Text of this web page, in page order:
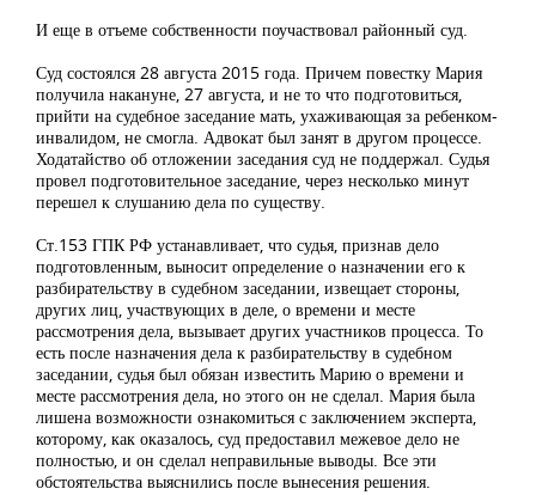
И еще в отъеме собственности поучаствовал районный суд.
Суд состоялся 28 августа 2015 года. Причем повестку Мария
получила накануне, 27 августа, и не то что подготовиться,
прийти на судебное заседание мать, ухаживающая за ребенком-
инвалидом, не смогла. Адвокат был занят в другом процессе.
Ходатайство об отложении заседания суд не поддержал. Судья
провел подготовительное заседание, через несколько минут
перешел к слушанию дела по существу.
Ст.153 ГПК РФ устанавливает, что судья, признав дело
подготовленным, выносит определение о назначении его к
разбирательству в судебном заседании, извещает стороны,
других лиц, участвующих в деле, о времени и месте
рассмотрения дела, вызывает других участников процесса. То
есть после назначения дела к разбирательству в судебном
заседании, судья был обязан известить Марию о времени и
месте рассмотрения дела, но этого он не сделал. Мария была
лишена возможности ознакомиться с заключением эксперта,
которому, как оказалось, суд предоставил межевое дело не
полностью, и он сделал неправильные выводы. Все эти
обстоятельства выяснились после вынесения решения.